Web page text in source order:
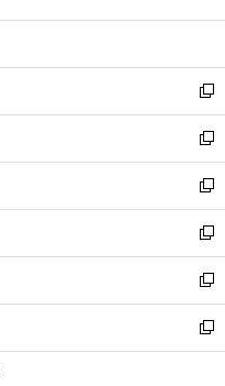
開
ウ
開
く
ン
ウ
で
開
く
ウ
ン
ド
ウ
で
開
く
新
し
い
ウ
ィ
ン
ド
ウ
で
開
く
新
し
い
ウ
ィ
ン
ド
ウ
で
開
新
し
い
ウ
ィ
ン
ド
ウ
新
し
い
ウ
ィ
ン
新
し
い
ウ
新
し